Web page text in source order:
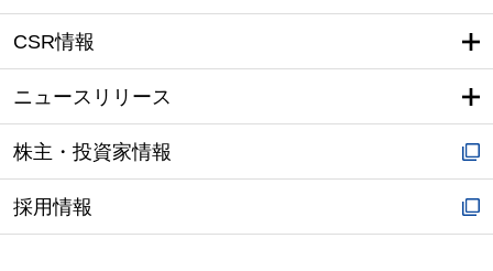
CSR情報
ニュースリリース
株主・投資家情報
採用情報